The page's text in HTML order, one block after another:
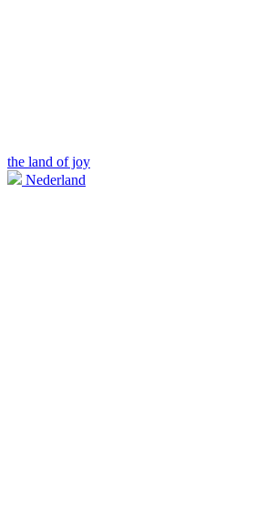
the land of joy
Nederland